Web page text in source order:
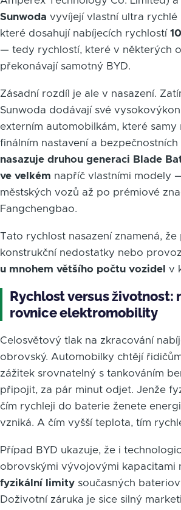
Sunwoda vyvíjejí vlastní ultra rychlé
které dosahují nabíjecích rychlostí
— tedy rychlostí, které v některých
překonávají samotný BYD.
Zásadní rozdíl je ale v nasazení.
Sunwoda dodávají své
externím automobilkám, které samy
finálním nastavení a bezpečnostních
nasazuje druhou generaci Blade
ve velkém napříč vlastními modely
městských vozů až po prémiové
Fangchengbao.
Tato rychlost nasazení znamená,
konstrukční nedostatky nebo
u mnohem většího počtu vozidel v
Rychlost versus životnost:
rovnice elektromobility
Celosvětový tlak na zkracování
obrovský. Automobilky chtějí
zážitek srovnatelný s tankováním
připojit, za pár minut odjet. Jenže
čím rychleji do baterie ženete
vzniká. A čím vyšší teplota, tím
Případ BYD ukazuje, že i
obrovskými vývojovými kapacitami
fyzikální limity současných
Doživotní záruka je sice silný